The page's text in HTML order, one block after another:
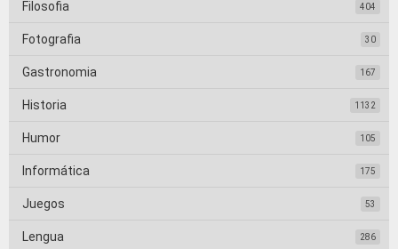
Filosofia 404
Fotografia 30
Gastronomia 167
Historia 1132
Humor 105
Informática 175
Juegos 53
Lengua 286